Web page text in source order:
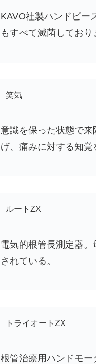
KAVO社製ハンドピー
もすべて滅菌しており
笑気
意識を保った状態で
げ、痛みに対する知
ルートZX
電気的根管長測定器
されている。
トライオートZX
根管治療用ハンドモ